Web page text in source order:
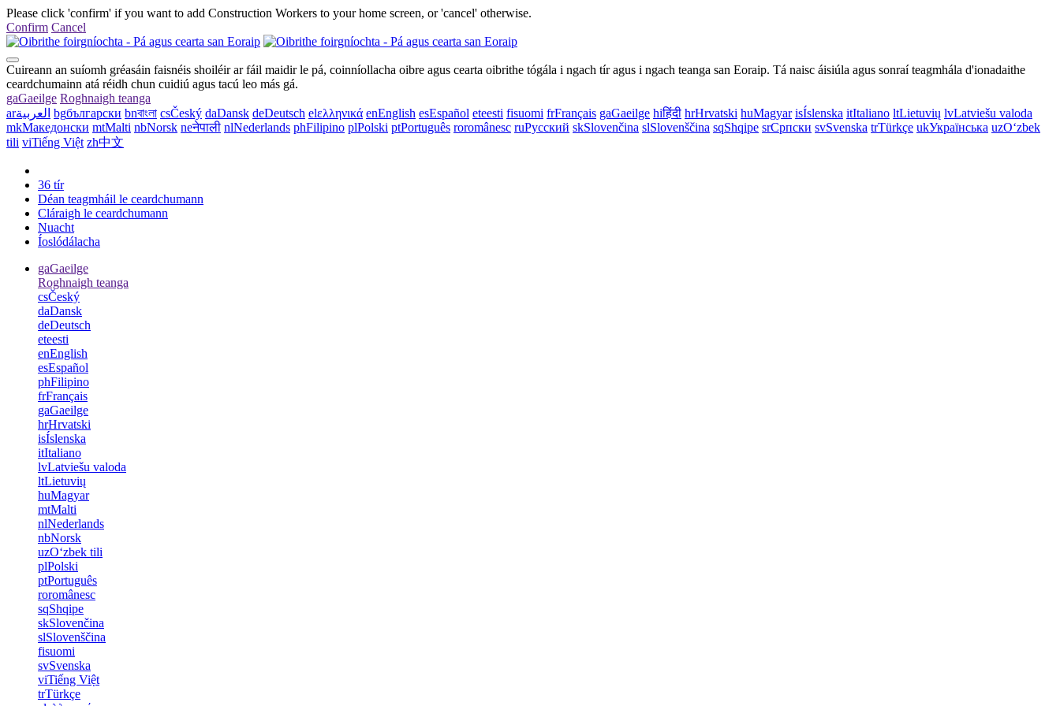
Please click 'confirm' if you want to add Construction Workers to your home screen, or 'cancel' otherwise.
Confirm Cancel
Cuireann an suíomh gréasáin faisnéis shoiléir ar fáil maidir le pá, coinníollacha oibre agus cearta oibrithe tógála i ngach tír agus i ngach teanga san Eoraip. Tá naisc áisiúla agus sonraí teagmhála d'ionadaithe
ceardchumainn atá réidh chun cuidiú agus tacú leo más gá.
gaGaeilge Roghnaigh teanga
arالعربية bgбългарски bnবাংলা csČeský daDansk deDeutsch elελληνικά enEnglish esEspañol eteesti fisuomi frFrançais gaGaeilge hiहिंदी hrHrvatski huMagyar isÍslenska itItaliano ltLietuvių lvLatviešu valoda
mkМакедонски mtMalti nbNorsk neनेपाली nlNederlands phFilipino plPolski ptPortuguês roromânesc ruРусский skSlovenčina slSlovenščina sqShqipe srСрпски svSvenska trTürkçe ukУкраїнська uzOʻzbek
tili viTiếng Việt zh中文
36 tír
Déan teagmháil le ceardchumann
Cláraigh le ceardchumann
Nuacht
Íoslódálacha
gaGaeilge
Roghnaigh teanga
csČeský
daDansk
deDeutsch
eteesti
enEnglish
esEspañol
phFilipino
frFrançais
gaGaeilge
hrHrvatski
isÍslenska
itItaliano
lvLatviešu valoda
ltLietuvių
huMagyar
mtMalti
nlNederlands
nbNorsk
uzOʻzbek tili
plPolski
ptPortuguês
roromânesc
sqShqipe
skSlovenčina
slSlovenščina
fisuomi
svSvenska
viTiếng Việt
trTürkçe